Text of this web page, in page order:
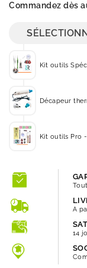
Commandez dès
Kit outils
Décapeur
Kit outils Pro
A
14